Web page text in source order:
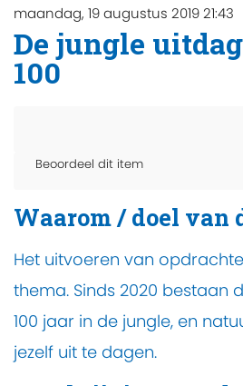
maandag, 19 augustus 2019 21:43
De jungle
100
Beoordeel dit item
Waarom / doel
Het uitvoeren van
thema. Sinds 2020 bestaan
100 jaar in de jungle, en
jezelf uit te dagen.